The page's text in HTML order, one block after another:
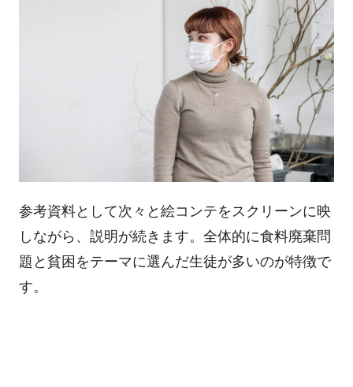
参考資料として次々と絵コンテをスクリーンに映
しながら、説明が続きます。全体的に食料廃棄問
題と貧困をテーマに選んだ生徒が多いのが特徴で
す。